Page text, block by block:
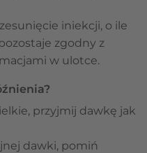
iniekcji, o ile
zgodny z
w ulotce.
przyjmij dawkę jak
dawki, pomiń